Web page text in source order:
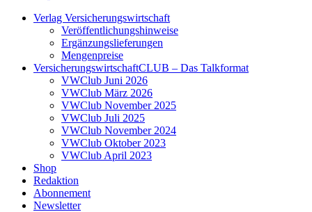
Verlag Versicherungswirtschaft
Veröffentlichungshinweise
Ergänzungslieferungen
Mengenpreise
VersicherungswirtschaftCLUB – Das Talkformat
VWClub Juni 2026
VWClub März 2026
VWClub November 2025
VWClub Juli 2025
VWClub November 2024
VWClub Oktober 2023
VWClub April 2023
Shop
Redaktion
Abonnement
Newsletter